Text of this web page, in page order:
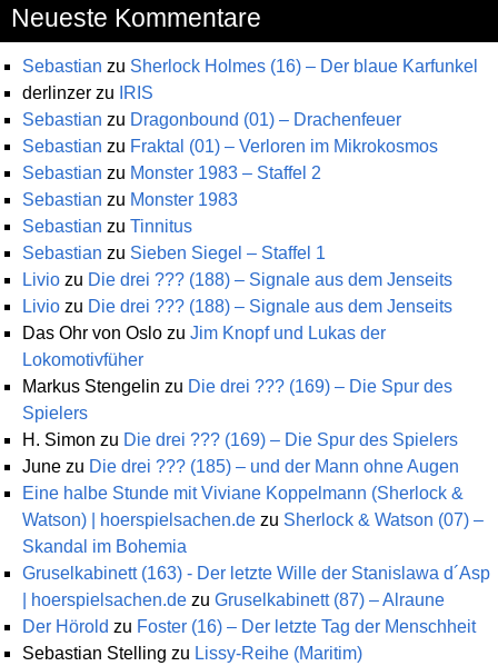
Neueste Kommentare
Sebastian zu Sherlock Holmes (16) – Der blaue Karfunkel
derlinzer zu
IRIS
Sebastian zu Dragonbound (01) – Drachenfeuer
Sebastian zu Fraktal (01) – Verloren im Mikrokosmos
Sebastian zu Monster 1983 – Staffel 2
Sebastian zu Monster 1983
Sebastian zu Tinnitus
Sebastian zu Sieben Siegel – Staffel 1
Livio zu Die drei ??? (188) – Signale aus dem Jenseits
Livio zu Die drei ??? (188) – Signale aus dem Jenseits
Das Ohr von Oslo zu Jim Knopf und Lukas der
Lokomotivfüher
Markus Stengelin zu Die drei ??? (169) – Die Spur des
Spielers
H. Simon zu Die drei ??? (169) – Die Spur des Spielers
June zu Die drei ??? (185) – und der Mann ohne Augen
Eine halbe Stunde mit Viviane Koppelmann (Sherlock &
Watson) | hoerspielsachen.de zu Sherlock & Watson (07) –
Skandal im Bohemia
Gruselkabinett (163) - Der letzte Wille der Stanislawa d´Asp
| hoerspielsachen.de zu Gruselkabinett (87) – Alraune
Der Hörold zu Foster (16) – Der letzte Tag der Menschheit
Sebastian Stelling zu Lissy-Reihe (Maritim)